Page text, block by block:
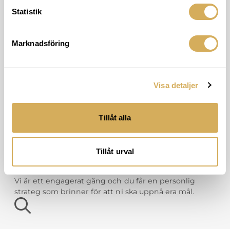
Statistik
Marknadsföring
Visa detaljer
Tillåt alla
Tillåt urval
Vinst för kund
från nätet.
Vi lutar alla våra rekommendationer och beslut på
statistik för att sedan nå dina mål.
Vi bryr oss
Vi är ett engagerat gäng och du får en personlig
strateg som brinner för att ni ska uppnå era mål.